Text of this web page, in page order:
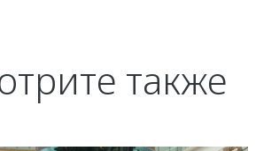
также